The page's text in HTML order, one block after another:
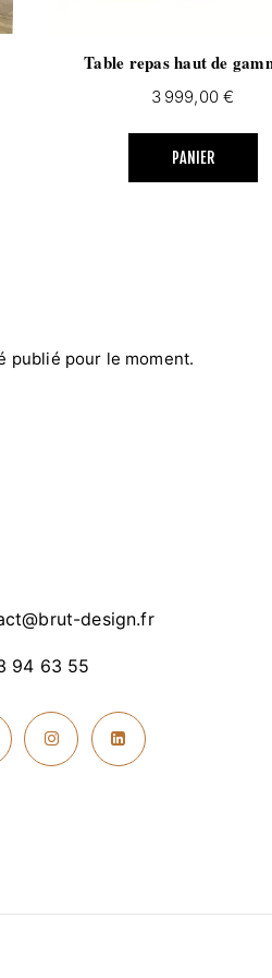
Table repas haut de
Prix
3 999,00 €
PANIER
publié pour le moment.
design.fr
94 63 55